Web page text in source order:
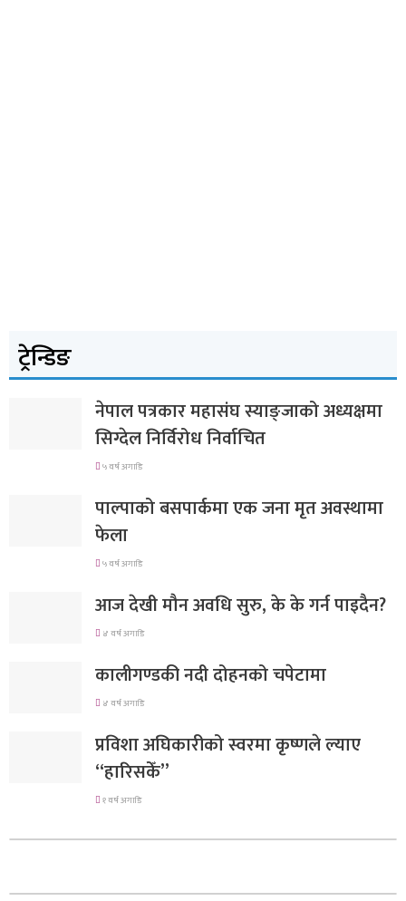
ट्रेन्डिङ
नेपाल पत्रकार महासंघ स्याङ्जाको अध्यक्षमा
सिग्देल निर्विरोध निर्वाचित
५ वर्ष अगाडि
पाल्पाको बसपार्कमा एक जना मृत अवस्थामा
फेला
५ वर्ष अगाडि
आज देखी मौन अवधि सुरु, के के गर्न पाइदैन?
४ वर्ष अगाडि
कालीगण्डकी नदी दोहनको चपेटामा
४ वर्ष अगाडि
प्रविशा अघिकारीको स्वरमा कृष्णले ल्याए
“हारिसकेँ”
१ वर्ष अगाडि